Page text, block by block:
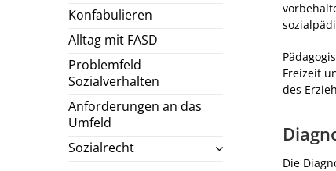
Konfabulieren
Alltag mit FASD
Problemfeld
Sozialverhalten
Anforderungen an das
Umfeld
Sozialrecht
Freizeit
des
Die